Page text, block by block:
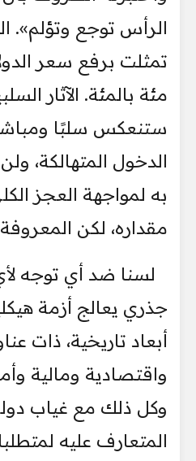
الرأس توجع وتؤلم».
تمثلت برفع سعر
مئة بالمئة. الآثار
ستنعكس سلبًا
الدخول المتهالكة،
به لمواجهة العجز
مقداره، لكن
لسنا ضد أي توجه
جذري يعالج أزمة
أبعاد تاريخية، ذات
واقتصادية ومالية
وكل ذلك مع غياب
المتعارف عليه